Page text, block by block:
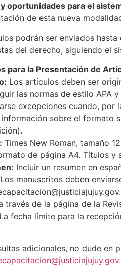
oportunidades para el
de esta nueva
podrán ser enviados
del derecho, siguiendo el
para la Presentación de
Los artículos deben ser
las normas de estilo APA
excepciones cuando, por
información sobre el formato
Times New Roman, tamaño
de página A4. Títulos y
Incluir un resumen en
Los manuscritos deben
través de la página de la
La fecha límite para la
adicionales, no dude